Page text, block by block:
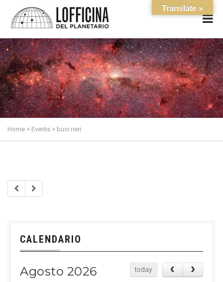
Home > Events > buci neri
CALENDARIO
Agosto 2026 today
Translate »